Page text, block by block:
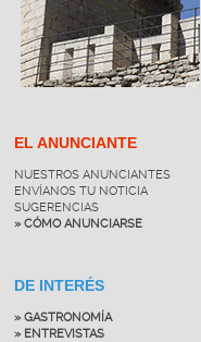
EL ANUNCIANTE
NUESTROS ANUNCIANTES
ENVÍANOS TU NOTICIA
SUGERENCIAS
» CÓMO ANUNCIARSE
DE INTERÉS
» GASTRONOMÍA
» ENTREVISTAS